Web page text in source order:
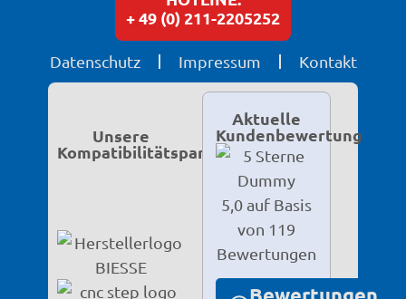
Datenschutz Impressum Kontakt
+ 49 (0) 211-2205252
Unsere
Kompatibilitätspartner
Aktuelle
Kundenbewertung
5,0 auf Basis
von 119
Bewertungen